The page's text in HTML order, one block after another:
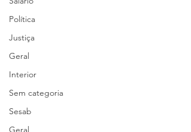
Política
Justiça
Geral
Interior
Sem categoria
Sesab
Geral